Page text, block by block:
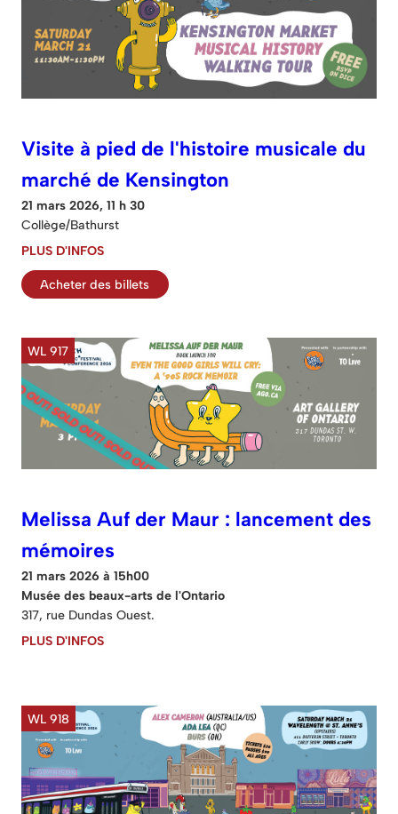
Visite à pied de l'histoire musicale du
marché de Kensington
21 mars 2026, 11 h 30
Collège/Bathurst
PLUS D'INFOS
Acheter des billets
WL 917
Melissa Auf der Maur : lancement des
mémoires
21 mars 2026 à 15h00
Musée des beaux-arts de l'Ontario
317, rue Dundas Ouest.
PLUS D'INFOS
WL 918